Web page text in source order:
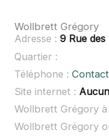
Wollbrett Grégory
Adresse : 9 Rue des Héros,
Quartier :
Téléphone :
Site internet : Aucun
Wollbrett Grégory à